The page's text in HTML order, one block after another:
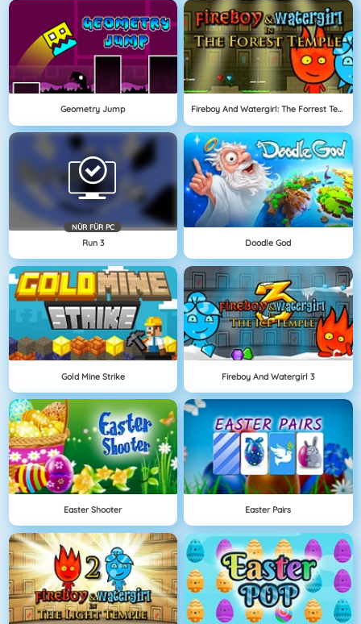
Geometry Jump Fireboy And Watergirl: The Forrest Temple
NÜR FÜR PC
Run 3 Doodle God
Gold Mine Strike Fireboy And Watergirl 3
Easter Shooter Easter Pairs